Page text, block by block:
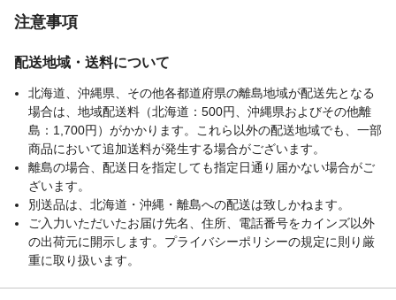
注意事項
配送地域・送料について
北海道、沖縄県、その他各都道府県の離島地域が配送先となる
場合は、地域配送料（北海道：500円、沖縄県およびその他離
島：1,700円）がかかります。これら以外の配送地域でも、一部
商品において追加送料が発生する場合がございます。
離島の場合、配送日を指定しても指定日通り届かない場合がご
ざいます。
別送品は、北海道・沖縄・離島への配送は致しかねます。
ご入力いただいたお届け先名、住所、電話番号をカインズ以外
の出荷元に開示します。プライバシーポリシーの規定に則り厳
重に取り扱います。